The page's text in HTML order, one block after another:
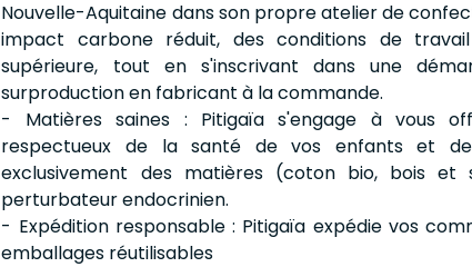
Nouvelle-Aquitaine dans son propre atelier de
impact carbone réduit, des conditions de
supérieure, tout en s'inscrivant dans une
surproduction en fabricant à la commande.
- Matières saines : Pitigaïa s'engage à vous
respectueux de la santé de vos enfants et
exclusivement des matières (coton bio, bois et
perturbateur endocrinien.
- Expédition responsable : Pitigaïa expédie vos
emballages réutilisables